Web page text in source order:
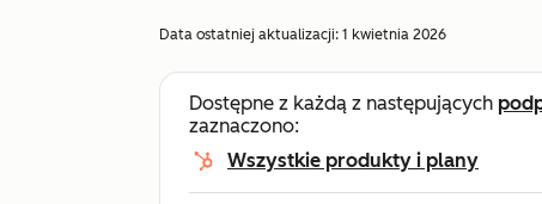
Data ostatniej aktualizacji: 1 kwietnia 2026
Dostępne z każdą z następujących
zaznaczono:
Wszystkie produkty i plany